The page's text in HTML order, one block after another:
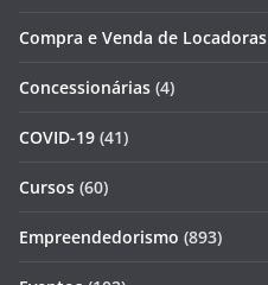
Compra e Venda de Locadoras
Concessionárias (4)
COVID-19 (41)
Cursos (60)
Empreendedorismo (893)